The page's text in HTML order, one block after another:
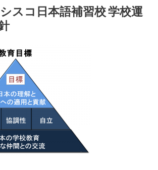
スコ日本語補習校 学校運